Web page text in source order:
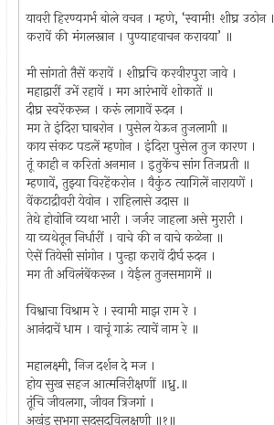
यावरी हिरण्यगर्भ बोले वचन । म्हणे, ‘स्वामी! शीघ्र उठोन ।
करावें की मंगलस्नान । पुण्याहवाचन करावया’ ॥
मी सांगतो तैसें करावें । शीघ्रचि करवीरपुरा जावे ।
महाद्वारीं उभें रहावें । मग आरंभावें शोकातें ॥
दीघ्र स्वरेंकरून । करूं लागावें रुदन ।
मग ते इंदिरा घाबरोन । पुसेल येऊन तुजलागी ॥
काय संकट पडलें म्हणोन । इंदिरा पुसेल तुज कारण ।
तूं काही न करितां अनमान । इतुकेंच सांग तिजप्रती ॥
म्हणावें, तुझ्या विरहेंकरोन । वैकुंठ त्यागिलें नारायणें ।
वेंकटाद्रीवरी येवोन । राहिलासे उदास ॥
तेथे होवोनि व्यथा भारी । जर्जर जाहला असे मुरारी ।
या व्यथेतून निर्धारीं । वाचे की न वाचे कळेना ॥
ऐसें तियेसी सांगोन । पुन्हा करावें दीर्घ रुदन ।
मग ती अविलंबेंकरून । येईल तुजसमागमें ॥
विश्वाचा विश्राम रे । स्वामी माझ राम रे ।
आनंदाचें धाम । वाचूं गाऊं त्याचें नाम रे ॥
महालक्ष्मी, निज दर्शन दे मज ।
होय सुख सहज आत्मनिरीक्षणीं ॥ध्रु.॥
तूंचि जीवलगा, जीवन त्रिजगां ।
अखंड सुभगा सदसद्‌विलक्षणी ॥१॥